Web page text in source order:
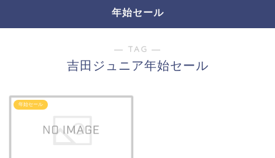
年始セール
― TAG ―
吉田ジュニア年始セール
年始セール